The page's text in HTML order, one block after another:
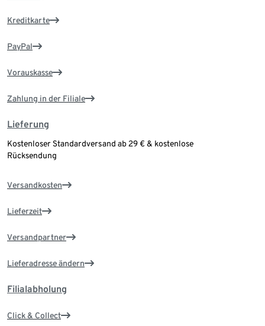
Kreditkarte
PayPal
Vorauskasse
Zahlung in der Filiale
Lieferung
Kostenloser Standardversand ab 29 € & kostenlose
Rücksendung
Versandkosten
Lieferzeit
Versandpartner
Lieferadresse ändern
Filialabholung
Click & Collect